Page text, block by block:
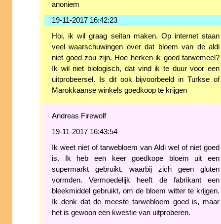
anoniem
19-11-2017 16:42:23
Hoi, ik wil graag seitan maken. Op internet staan
veel waarschuwingen over dat bloem van de aldi
niet goed zou zijn. Hoe herken ik goed tarwemeel?
Ik wil niet biologisch, dat vind ik te duur voor een
uitprobeersel. Is dit ook bijvoorbeeld in Turkse of
Marokkaanse winkels goedkoop te krijgen
Andreas Firewolf
19-11-2017 16:43:54
Ik weet niet of tarwebloem van Aldi wel of niet goed
is. Ik heb een keer goedkope bloem uit een
supermarkt gebruikt, waarbij zich geen gluten
vormden. Vermoedelijk heeft de fabrikant een
bleekmiddel gebruikt, om de bloem witter te krijgen.
Ik denk dat de meeste tarwebloem goed is, maar
het is gewoon een kwestie van uitproberen.